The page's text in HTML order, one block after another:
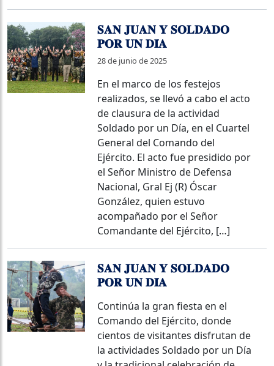
𝐒𝐀𝐍 𝐉𝐔𝐀𝐍 𝐘 𝐒𝐎𝐋𝐃𝐀𝐃𝐎
𝐏𝐎𝐑 𝐔𝐍 𝐃𝐈́𝐀
28 de junio de 2025
En el marco de los festejos
realizados, se llevó a cabo el acto
de clausura de la actividad
Soldado por un Día, en el Cuartel
General del Comando del
Ejército. El acto fue presidido por
el Señor Ministro de Defensa
Nacional, Gral Ej (R) Óscar
González, quien estuvo
acompañado por el Señor
Comandante del Ejército, […]
𝐒𝐀𝐍 𝐉𝐔𝐀𝐍 𝐘 𝐒𝐎𝐋𝐃𝐀𝐃𝐎
𝐏𝐎𝐑 𝐔𝐍 𝐃𝐈́𝐀
Continúa la gran fiesta en el
Comando del Ejército, donde
cientos de visitantes disfrutan de
la actividades Soldado por un Día